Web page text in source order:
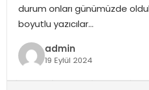
DÜNYA
OTOMOBIL
durum onları günümüzde
boyutlu yazıcılar…
admin
19 Eylül 2024